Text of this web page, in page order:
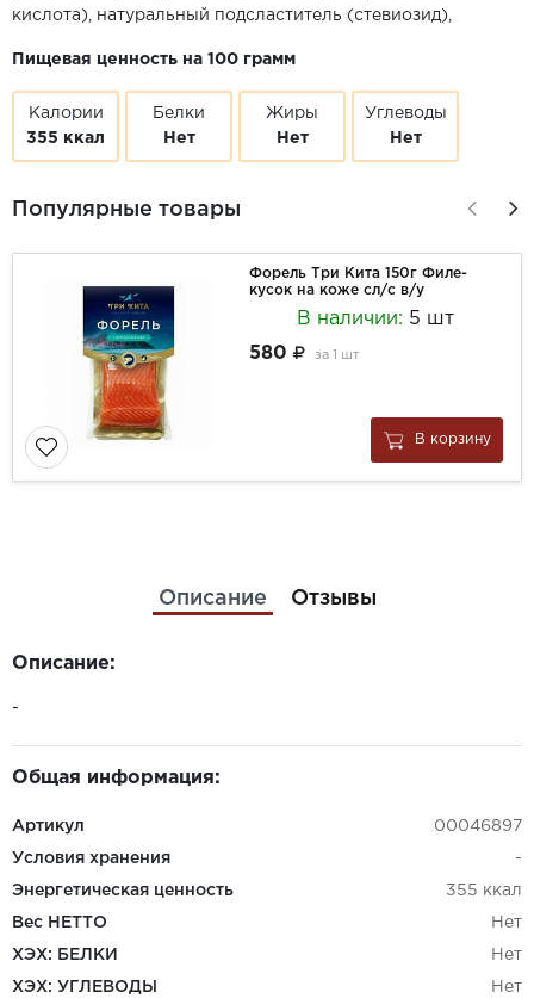
кислота), натуральный подсластитель (стевиозид),
Пищевая ценность на 100 грамм
Калории
355 ккал
Белки
Нет
Жиры
Нет
Углеводы
Нет
Популярные товары
Форель Три Кита 150г Филе-
кусок на коже сл/с в/у
В наличии: 5 шт
580
за 1 шт
В корзину
Описание Отзывы
Описание:
-
Общая информация:
Артикул 00046897
Условия хранения -
Энергетическая ценность 355 ккал
Вес НЕТТО Нет
ХЭХ: БЕЛКИ Нет
ХЭХ: УГЛЕВОДЫ Нет